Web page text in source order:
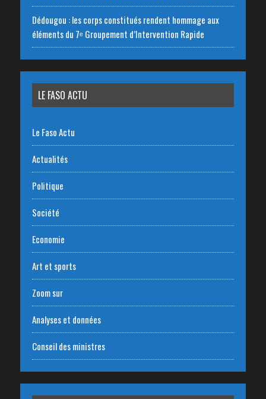
Dédougou : les corps constitués rendent hommage aux
éléments du 7ᵉ Groupement d’Intervention Rapide
LE FASO ACTU
Le Faso Actu
Actualités
Politique
Société
Economie
Art et sports
Zoom sur
Analyses et données
Conseil des ministres